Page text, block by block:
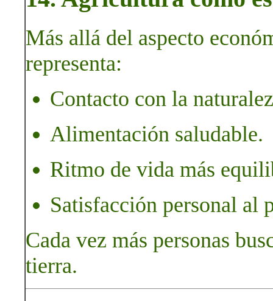
Más allá del aspecto
representa:
Contacto con la
Alimentación saludable.
Ritmo de vida más
Satisfacción personal al
Cada vez más personas
tierra.